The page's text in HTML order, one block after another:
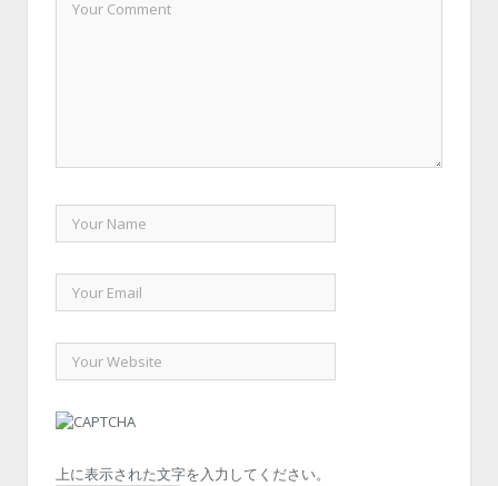
上に表示された文字を入力してください。